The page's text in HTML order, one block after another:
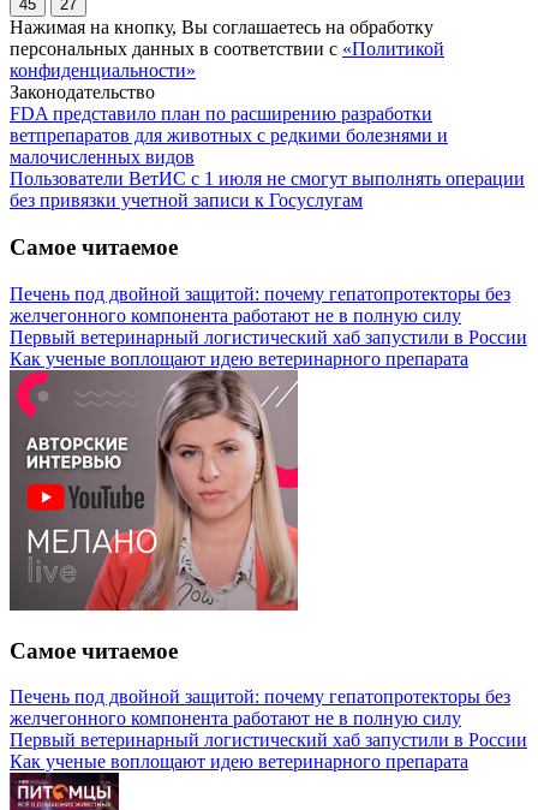
45 27
Нажимая на кнопку, Вы соглашаетесь на обработку
персональных данных в соответствии с «Политикой
конфиденциальности»
Законодательство
FDA представило план по расширению разработки
ветпрепаратов для животных с редкими болезнями и
малочисленных видов
Пользователи ВетИС с 1 июля не смогут выполнять операции
без привязки учетной записи к Госуслугам
Самое читаемое
Печень под двойной защитой: почему гепатопротекторы без
желчегонного компонента работают не в полную силу
Первый ветеринарный логистический хаб запустили в России
Как ученые воплощают идею ветеринарного препарата
Самое читаемое
Печень под двойной защитой: почему гепатопротекторы без
желчегонного компонента работают не в полную силу
Первый ветеринарный логистический хаб запустили в России
Как ученые воплощают идею ветеринарного препарата